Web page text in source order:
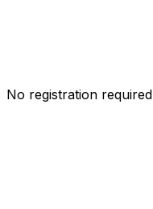
No registration required